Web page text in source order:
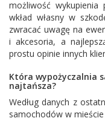
możliwość wykupienia
wkład własny w
zwracać uwagę na
i akcesoria, a
prostu opinie innych
Która wypożyczalnia
najtańsza?
Według danych z
samochodów w mieście